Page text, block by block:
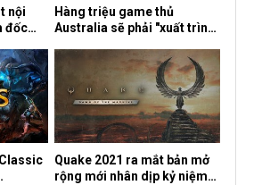
nội
đốc
Hàng triệu game thủ
Australia sẽ phải "xuất trình
số tựa game trên Xbox?
Quake 2021 ra mắt bản mở
rộng mới nhân dịp kỷ niệm